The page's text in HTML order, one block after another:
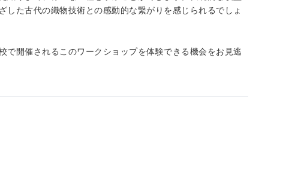
た古代の織物技術との感動的な繋がりを感じられるでしょ
で開催されるこのワークショップを体験できる機会をお見逃